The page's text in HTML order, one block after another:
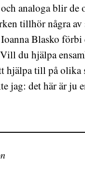
analoga blir de
tillhör några av
Blasko förbi
du hjälpa
hjälpa till på olika
jag: det här är ju